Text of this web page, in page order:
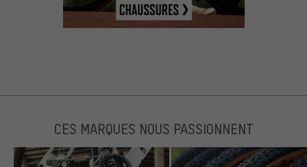
CES MARQUES NOUS PASSIONNENT